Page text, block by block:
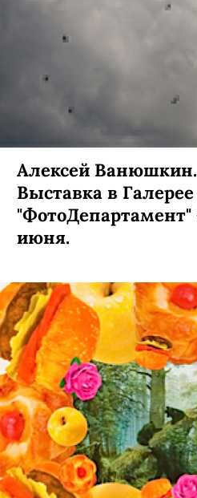
Алексей Ванюшкин.
Выставка в Галерее
"ФотоДепартамент"
июня.